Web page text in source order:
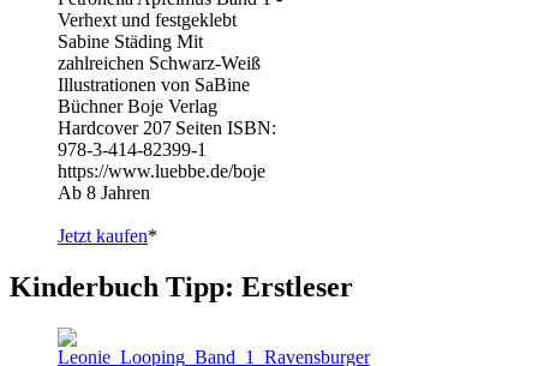
Verhext und festgeklebt
Sabine Städing Mit
zahlreichen Schwarz-Weiß
Illustrationen von SaBine
Büchner Boje Verlag
Hardcover 207 Seiten ISBN:
978-3-414-82399-1
https://www.luebbe.de/boje
Ab 8 Jahren
Jetzt kaufen*
Kinderbuch Tipp: Erstleser